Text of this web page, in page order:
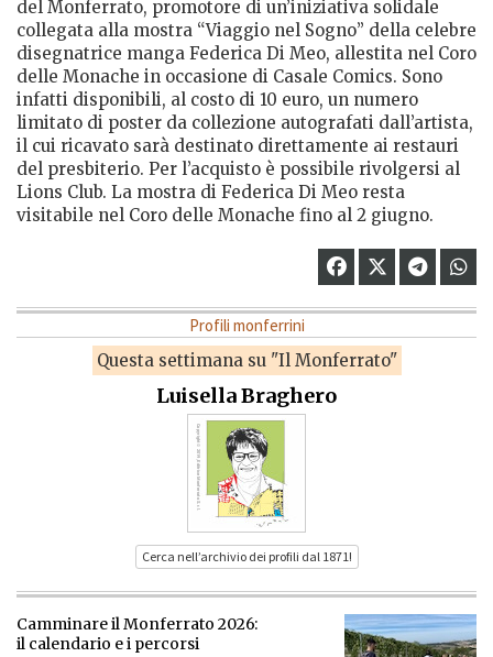
del Monferrato, promotore di un’iniziativa solidale
collegata alla mostra “Viaggio nel Sogno” della celebre
disegnatrice manga Federica Di Meo, allestita nel Coro
delle Monache in occasione di Casale Comics. Sono
infatti disponibili, al costo di 10 euro, un numero
limitato di poster da collezione autografati dall’artista,
il cui ricavato sarà destinato direttamente ai restauri
del presbiterio. Per l’acquisto è possibile rivolgersi al
Lions Club. La mostra di Federica Di Meo resta
visitabile nel Coro delle Monache fino al 2 giugno.
Profili monferrini
Questa settimana su "Il Monferrato"
Luisella Braghero
Cerca nell’archivio dei profili dal 1871!
Camminare il Monferrato 2026:
il calendario e i percorsi